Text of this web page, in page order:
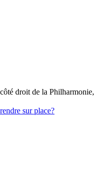
droit de la Philharmonie,
sur place?